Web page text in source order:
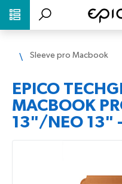
Sleeve pro Macbook
EPICO
MACBOOK
13"/NEO 13"